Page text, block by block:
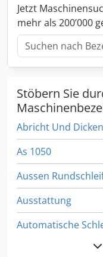
Jetzt
mehr als 200’000
Stöbern Sie
Abricht Und
As 1050
Aussen
Ausstattung
Automatische
Elb